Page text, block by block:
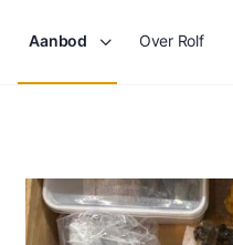
Aanbod Over Rolf